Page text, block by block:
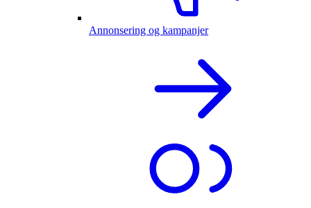
Annonsering og kampanjer